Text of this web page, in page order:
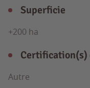
Superficie
+200 ha
Certification(s)
Autre